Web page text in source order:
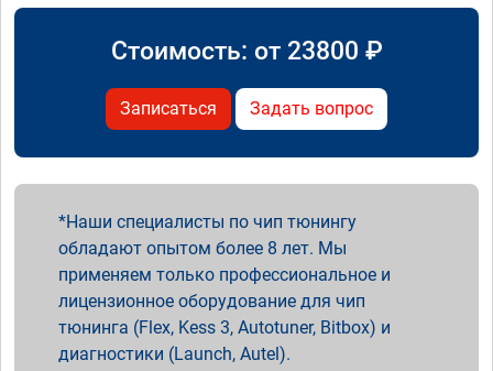
Стоимость: от 23800 ₽
Записаться Задать вопрос
Наши специалисты по чип тюнингу
обладают опытом более 8 лет. Мы
применяем только профессиональное и
лицензионное оборудование для чип
тюнинга (Flex, Kess 3, Autotuner, Bitbox) и
диагностики (Launch, Autel).